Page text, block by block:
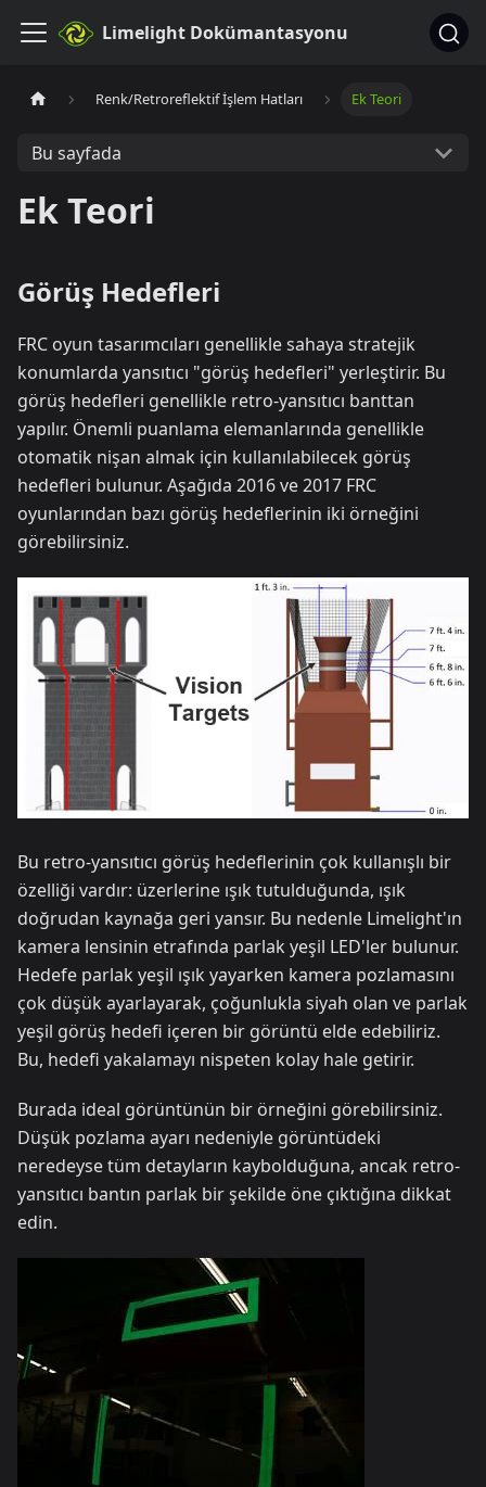
Limelight Dokümantasyonu
Renk/Retroreflektif İşlem Hatları Ek Teori
Bu sayfada
Ek Teori
Görüş Hedefleri
FRC oyun tasarımcıları genellikle sahaya stratejik
konumlarda yansıtıcı "görüş hedefleri" yerleştirir. Bu
görüş hedefleri genellikle retro-yansıtıcı banttan
yapılır. Önemli puanlama elemanlarında genellikle
otomatik nişan almak için kullanılabilecek görüş
hedefleri bulunur. Aşağıda 2016 ve 2017 FRC
oyunlarından bazı görüş hedeflerinin iki örneğini
görebilirsiniz.
Bu retro-yansıtıcı görüş hedeflerinin çok kullanışlı bir
özelliği vardır: üzerlerine ışık tutulduğunda, ışık
doğrudan kaynağa geri yansır. Bu nedenle Limelight'ın
kamera lensinin etrafında parlak yeşil LED'ler bulunur.
Hedefe parlak yeşil ışık yayarken kamera pozlamasını
çok düşük ayarlayarak, çoğunlukla siyah olan ve parlak
yeşil görüş hedefi içeren bir görüntü elde edebiliriz.
Bu, hedefi yakalamayı nispeten kolay hale getirir.
Burada ideal görüntünün bir örneğini görebilirsiniz.
Düşük pozlama ayarı nedeniyle görüntüdeki
neredeyse tüm detayların kaybolduğuna, ancak retro-
yansıtıcı bantın parlak bir şekilde öne çıktığına dikkat
edin.